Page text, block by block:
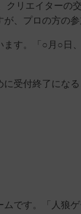
クリエイターの
が、プロの方の
す。「○月○日
受付終了にな
です。「人狼